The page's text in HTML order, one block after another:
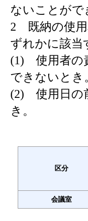
ないことがで
2 既納の使用
ずれかに該当
(1) 使用者の
できないとき
(2) 使用日の
き。
区分
会議室